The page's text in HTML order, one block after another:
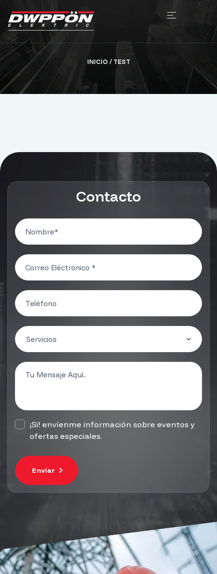
INICIO / TEST
Contacto
¡Sí! envíenme información sobre eventos y
ofertas especiales.
Envíar